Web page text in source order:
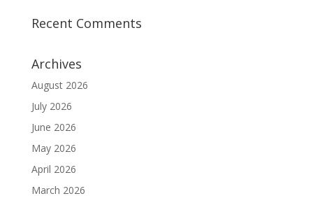
Recent Comments
Archives
August 2026
July 2026
June 2026
May 2026
April 2026
March 2026